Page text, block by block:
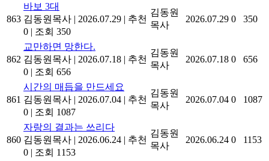
863
바보 3대
김동원목사 | 2026.07.29 | 추천
0 | 조회 350
김동원
목사
2026.07.29 0 350
862
교만하면 망한다.
김동원목사 | 2026.07.18 | 추천
0 | 조회 656
김동원
목사
2026.07.18 0 656
861
시간의 매듭을 만드세요
김동원목사 | 2026.07.04 | 추천
0 | 조회 1087
김동원
목사
2026.07.04 0 1087
860
자랑의 결과는 쓰리다
김동원목사 | 2026.06.24 | 추천
0 | 조회 1153
김동원
목사
2026.06.24 0 1153